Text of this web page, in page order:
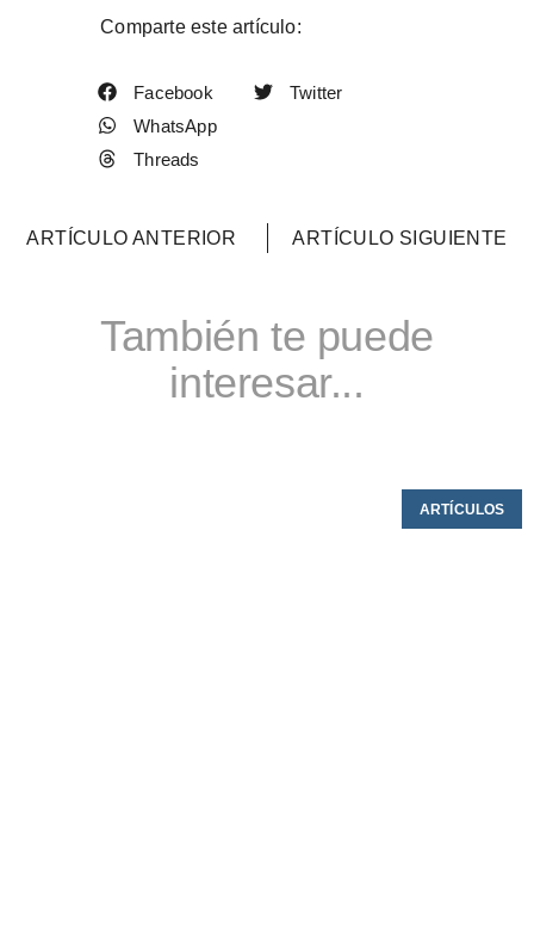
Comparte este artículo:
Facebook
Twitter
WhatsApp
Threads
ARTÍCULO ANTERIOR ARTÍCULO SIGUIENTE
También te puede
interesar...
ARTÍCULOS